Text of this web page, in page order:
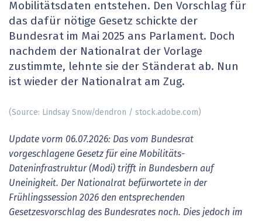
Mobilitätsdaten entstehen. Den Vorschlag für
das dafür nötige Gesetz schickte der
Bundesrat im Mai 2025 ans Parlament. Doch
nachdem der Nationalrat der Vorlage
zustimmte, lehnte sie der Ständerat ab. Nun
ist wieder der Nationalrat am Zug.
(Source: Lindsay Snow/dendron / stock.adobe.com)
Update vorm 06.07.2026: Das vom Bundesrat
vorgeschlagene Gesetz für eine Mobilitäts-
Dateninfrastruktur (Modi) trifft in Bundesbern auf
Uneinigkeit. Der Nationalrat befürwortete in der
Frühlingssession 2026 den entsprechenden
Gesetzesvorschlag des Bundesrates noch. Dies jedoch im